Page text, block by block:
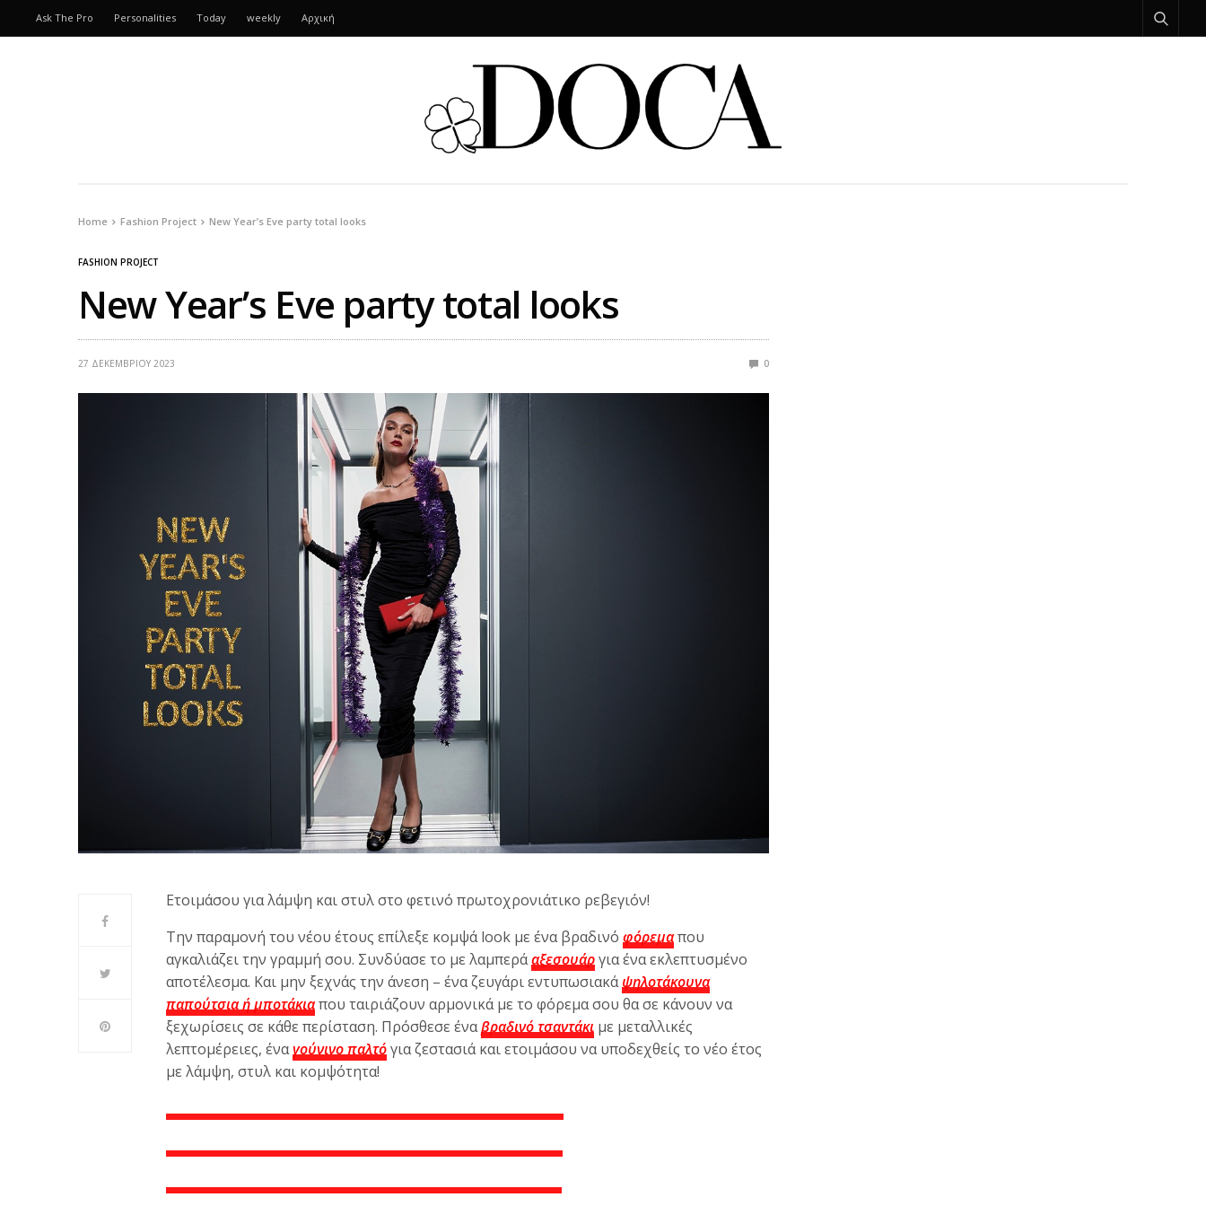
Ask The Pro Personalities Today weekly Αρχική
Home Fashion Project New Year’s Eve party total looks
FASHION PROJECT
New Year’s Eve party total looks
27 ΔΕΚΕΜΒΡΊΟΥ 2023 0
Ετοιμάσου για λάμψη και στυλ στο φετινό πρωτοχρονιάτικο ρεβεγιόν!
Την παραμονή του νέου έτους επίλεξε κομψά look με ένα βραδινόφόρεμαπου
αγκαλιάζει την γραμμή σου. Συνδύασε το με λαμπεράαξεσουάργια ένα εκλεπτυσμένο
αποτέλεσμα. Και μην ξεχνάς την άνεση – ένα ζευγάρι εντυπωσιακάψηλοτάκουνα
παπούτσια ή μποτάκιαπου ταιριάζουν αρμονικά με το φόρεμα σου θα σε κάνουν να
ξεχωρίσεις σε κάθε περίσταση. Πρόσθεσε έναβραδινό τσαντάκι με μεταλλικές
λεπτομέρειες, έναγούνινο παλτόγια ζεστασιά και ετοιμάσου να υποδεχθείς το νέο έτος
με λάμψη, στυλ και κομψότητα!